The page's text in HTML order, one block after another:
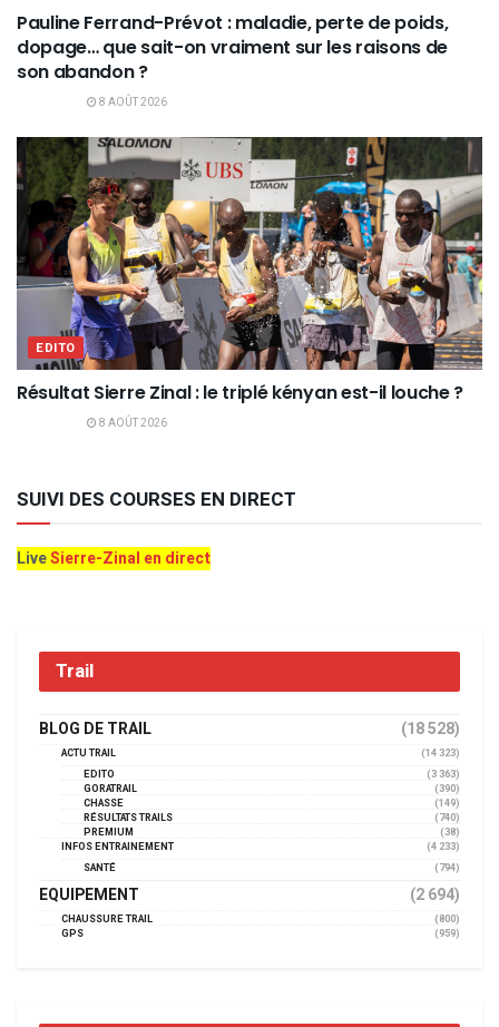
Pauline Ferrand-Prévot : maladie, perte de poids,
dopage… que sait-on vraiment sur les raisons de
son abandon ?
8 AOÛT 2026
EDITO
Résultat Sierre Zinal : le triplé kényan est-il louche ?
8 AOÛT 2026
SUIVI DES COURSES EN DIRECT
LiveSierre-Zinal en direct
Trail
BLOG DE TRAIL (18 528)
ACTU TRAIL
(14 323)
EDITO
(3 363)
GORATRAIL
(390)
CHASSE
(149)
RÉSULTATS TRAILS
(740)
PREMIUM
(38)
INFOS ENTRAINEMENT
(4 233)
SANTÉ
(794)
EQUIPEMENT (2 694)
CHAUSSURE TRAIL
(800)
GPS
(959)